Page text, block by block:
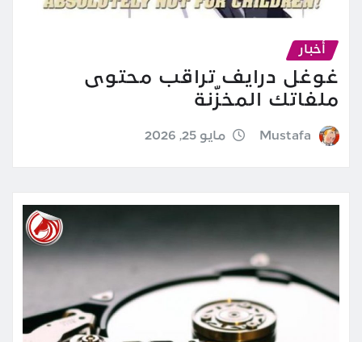
أخبار
غوغل درايف تراقب محتوى
ملفاتك المخزّنة
Mustafa مايو 25, 2026